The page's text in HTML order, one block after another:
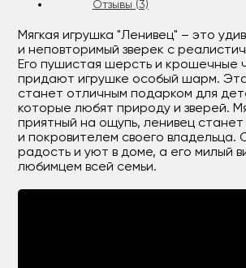
Отзывы (3)
Мягкая игрушка "Ленивец" – это
и неповторимый зверек с
Его пушистая шерсть и крошечные
придают игрушке особый шарм.
станет отличным подарком для
которые любят природу и зверей.
приятный на ощупь, ленивец
и покровителем своего владельца.
радость и уют в доме, а его милый
любимцем всей семьи.